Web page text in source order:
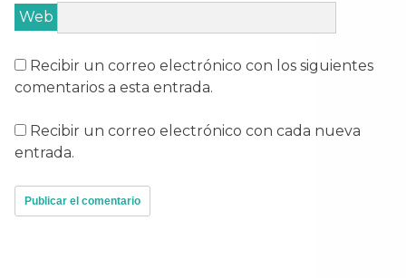
Web
Recibir un correo electrónico con los siguientes
comentarios a esta entrada.
Recibir un correo electrónico con cada nueva
entrada.